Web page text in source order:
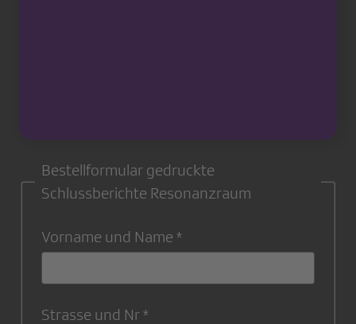
Bestellformular gedruckte
Schlussberichte Resonanzraum
Vorname und Name
Strasse und Nr